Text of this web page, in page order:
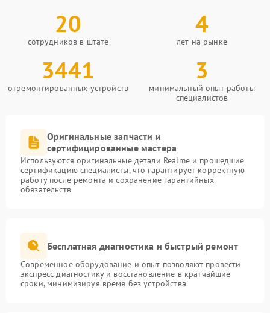
20
сотрудников в штате
4
лет на рынке
3441
отремонтированных устройств
3
минимальный опыт работы
специалистов
Оригинальные запчасти и
сертифицированные мастера
Используются оригинальные детали Realme и прошедшие
сертификацию специалисты, что гарантирует корректную
работу после ремонта и сохранение гарантийных
обязательств
Бесплатная диагностика и быстрый ремонт
Современное оборудование и опыт позволяют провести
экспресс-диагностику и восстановление в кратчайшие
сроки, минимизируя время без устройства